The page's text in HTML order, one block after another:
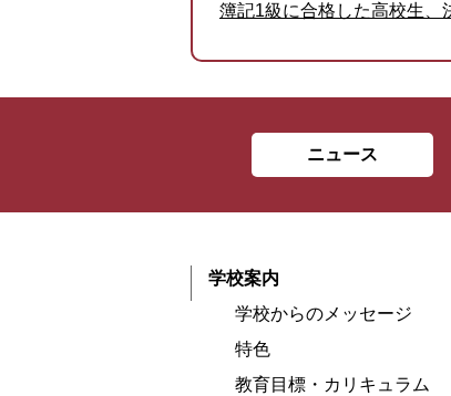
簿記1級に合格した高校生、
ニュース
学校案内
学校からのメッセージ
特色
教育目標・カリキュラム